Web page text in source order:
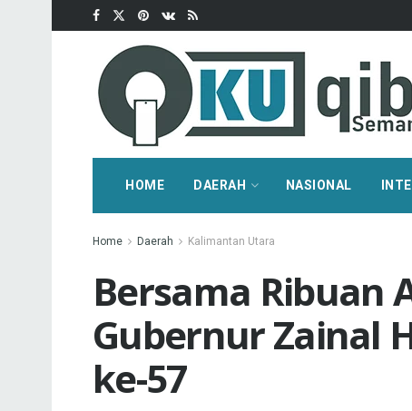
HOME DAERAH NASIONAL
Home Daerah Kalimantan Utara
Bersama Ribuan
Gubernur Zainal
ke-57